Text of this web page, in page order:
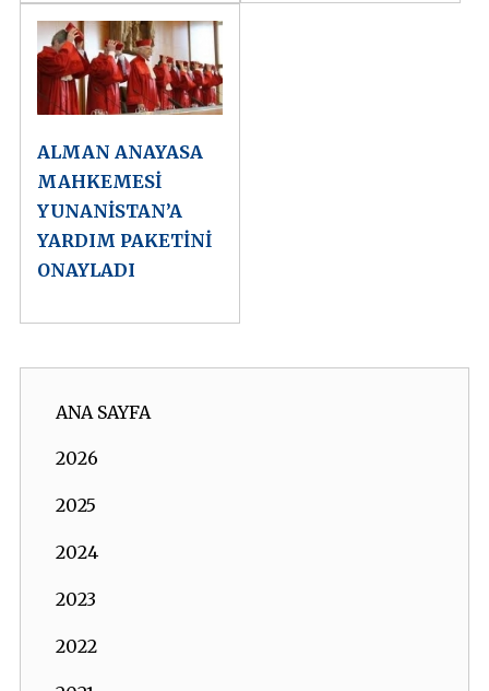
ALMAN ANAYASA
MAHKEMESİ
YUNANİSTAN’A
YARDIM PAKETİNİ
ONAYLADI
ANA SAYFA
2026
2025
2024
2023
2022